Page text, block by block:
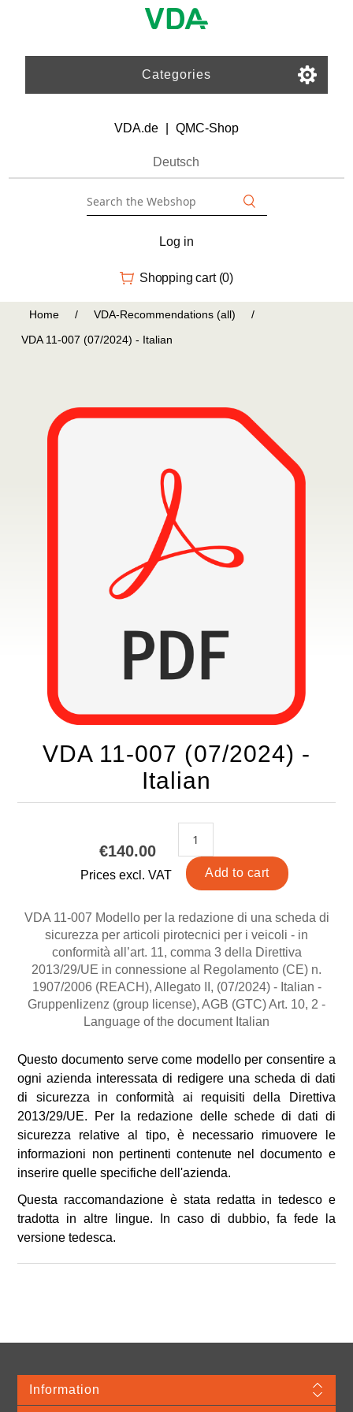
Categories
VDA.de QMC-Shop
Deutsch
Log in
Shopping cart (0)
Home / VDA-Recommendations (all)
/
VDA 11-007 (07/2024) - Italian
VDA 11-007 (07/2024) -
Italian
€140.00
Prices excl. VAT
VDA 11-007 Modello per la redazione di una scheda di
sicurezza per articoli pirotecnici per i veicoli - in
conformità all’art. 11, comma 3 della Direttiva
2013/29/UE in connessione al Regolamento (CE) n.
1907/2006 (REACH), Allegato II, (07/2024) - Italian -
Gruppenlizenz (group license), AGB (GTC) Art. 10, 2 -
Language of the document Italian
Questo documento serve come modello per consentire a
ogni azienda interessata di redigere una scheda di dati
di sicurezza in conformità ai requisiti della Direttiva
2013/29/UE. Per la redazione delle schede di dati di
sicurezza relative al tipo, è necessario rimuovere le
informazioni non pertinenti contenute nel documento e
inserire quelle specifiche dell'azienda.
Questa raccomandazione è stata redatta in tedesco e
tradotta in altre lingue. In caso di dubbio, fa fede la
versione tedesca.
Information